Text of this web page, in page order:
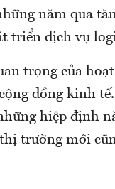
năm qua
triển dịch vụ
trọng của
đồng kinh
hiệp định
trường mới